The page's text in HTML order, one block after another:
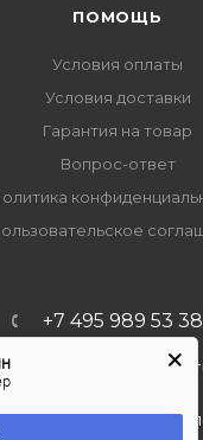
ПОМОЩЬ
Условия оплаты
Условия доставки
Гарантия на товар
Вопрос-ответ
+7 495 989 53 38
import-
Москва, ул. Льва